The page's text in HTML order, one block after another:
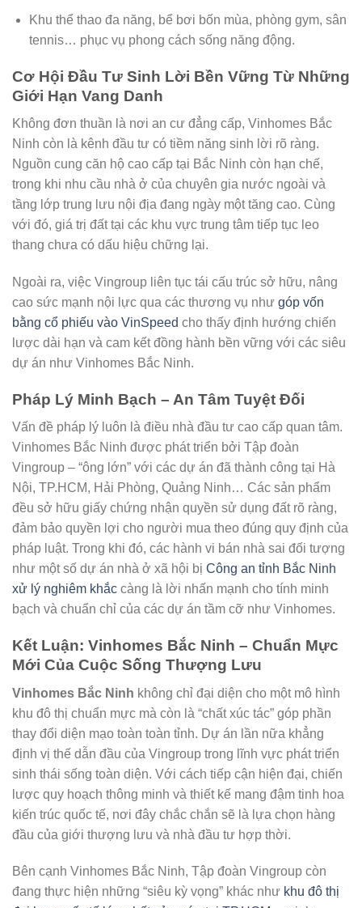
Khu thể thao đa năng, bể bơi bốn mùa, phòng gym, sân
tennis… phục vụ phong cách sống năng động.
Cơ Hội Đầu Tư Sinh Lời Bền Vững Từ Những
Giới Hạn Vang Danh
Không đơn thuần là nơi an cư đẳng cấp, Vinhomes Bắc
Ninh còn là kênh đầu tư có tiềm năng sinh lời rõ ràng.
Nguồn cung căn hộ cao cấp tại Bắc Ninh còn hạn chế,
trong khi nhu cầu nhà ở của chuyên gia nước ngoài và
tầng lớp trung lưu nội địa đang ngày một tăng cao. Cùng
với đó, giá trị đất tại các khu vực trung tâm tiếp tục leo
thang chưa có dấu hiệu chững lại.
Ngoài ra, việc Vingroup liên tục tái cấu trúc sở hữu, nâng
cao sức mạnh nội lực qua các thương vụ như góp vốn
bằng cổ phiếu vào VinSpeed cho thấy định hướng chiến
lược dài hạn và cam kết đồng hành bền vững với các siêu
dự án như Vinhomes Bắc Ninh.
Pháp Lý Minh Bạch – An Tâm Tuyệt Đối
Vấn đề pháp lý luôn là điều nhà đầu tư cao cấp quan tâm.
Vinhomes Bắc Ninh được phát triển bởi Tập đoàn
Vingroup – “ông lớn” với các dự án đã thành công tại Hà
Nội, TP.HCM, Hải Phòng, Quảng Ninh… Các sản phẩm
đều sở hữu giấy chứng nhận quyền sử dụng đất rõ ràng,
đảm bảo quyền lợi cho người mua theo đúng quy định của
pháp luật. Trong khi đó, các hành vi bán nhà sai đối tượng
như một số dự án nhà ở xã hội bị Công an tỉnh Bắc Ninh
xử lý nghiêm khắc càng là lời nhấn mạnh cho tính minh
bạch và chuẩn chỉ của các dự án tầm cỡ như Vinhomes.
Kết Luận: Vinhomes Bắc Ninh – Chuẩn Mực
Mới Của Cuộc Sống Thượng Lưu
Vinhomes Bắc Ninh không chỉ đại diện cho một mô hình
khu đô thị chuẩn mực mà còn là “chất xúc tác” góp phần
thay đổi diện mạo toàn toàn tỉnh. Dự án lần nữa khẳng
định vị thế dẫn đầu của Vingroup trong lĩnh vực phát triển
sinh thái sống toàn diện. Với cách tiếp cận hiện đại, chiến
lược quy hoạch thông minh và thiết kế mang đậm tinh hoa
kiến trúc quốc tế, nơi đây chắc chắn sẽ là lựa chọn hàng
đầu của giới thượng lưu và nhà đầu tư hợp thời.
Bên cạnh Vinhomes Bắc Ninh, Tập đoàn Vingroup còn
đang thực hiện những “siêu kỳ vọng” khác như khu đô thị